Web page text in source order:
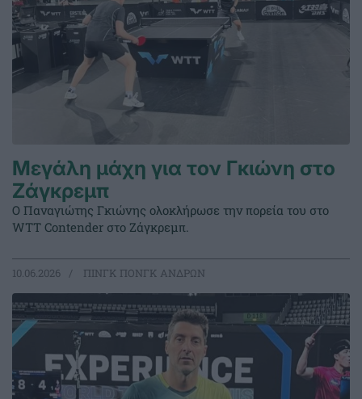
Μεγάλη μάχη για τον Γκιώνη στο
Ζάγκρεμπ
Ο Παναγιώτης Γκιώνης ολοκλήρωσε την πορεία του στο
WTT Contender στο Ζάγκρεμπ.
10.06.2026 ΠΙΝΓΚ ΠΟΝΓΚ ΑΝΔΡΩΝ